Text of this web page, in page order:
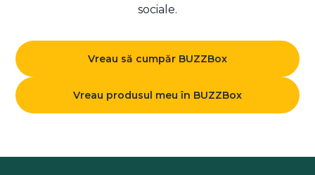
sociale.
Vreau să cumpăr BUZZBox
Vreau produsul meu în BUZZBox